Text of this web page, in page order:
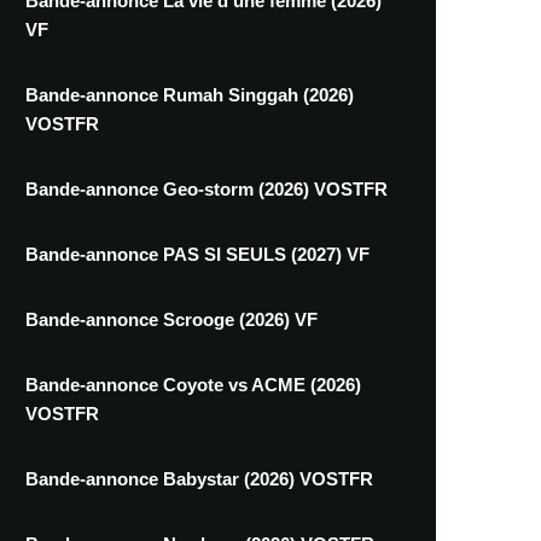
VF
Bande-annonce Rumah Singgah (2026)
VOSTFR
Bande-annonce Geo-storm (2026) VOSTFR
Bande-annonce PAS SI SEULS (2027) VF
Bande-annonce Scrooge (2026) VF
Bande-annonce Coyote vs ACME (2026)
VOSTFR
Bande-annonce Babystar (2026) VOSTFR